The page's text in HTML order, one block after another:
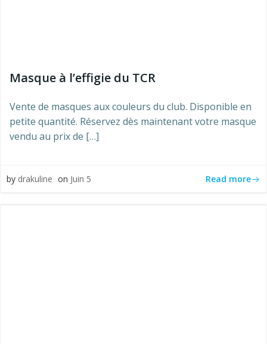
Masque à l’effigie du TCR
Vente de masques aux couleurs du club. Disponible en
petite quantité. Réservez dès maintenant votre masque
vendu au prix de […]
by drakuline on Juin 5 Read more